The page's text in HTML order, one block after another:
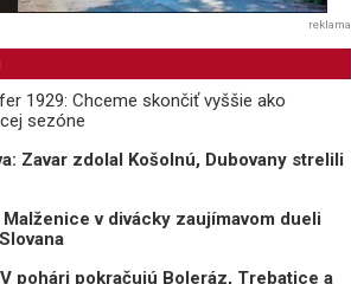
reklama
1929: Chceme skončiť vyššie ako
sezóne
Zavar zdolal Košolnú, Dubovany strelili
v divácky zaujímavom dueli
pohári pokračujú Boleráz, Trebatice a